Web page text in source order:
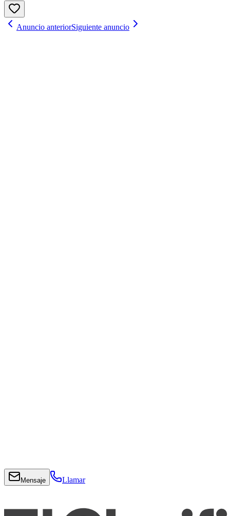
Anuncio anteriorSiguiente anuncio
Mensaje Llamar